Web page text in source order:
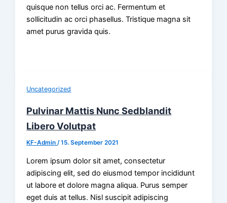
quisque non tellus orci ac. Fermentum et
sollicitudin ac orci phasellus. Tristique magna sit
amet purus gravida quis.
Uncategorized
Pulvinar Mattis Nunc Sedblandit
Libero Volutpat
KF-Admin/15. September 2021
Lorem ipsum dolor sit amet, consectetur
adipiscing elit, sed do eiusmod tempor incididunt
ut labore et dolore magna aliqua. Purus semper
eget duis at tellus. Nisl suscipit adipiscing